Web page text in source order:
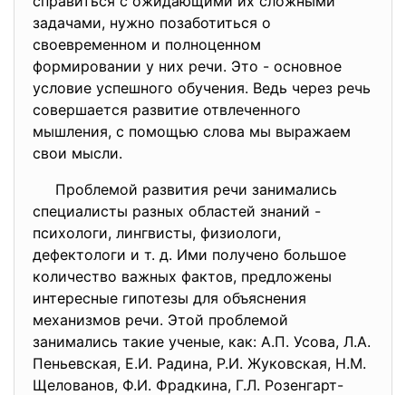
задачами, нужно позаботиться о
своевременном и полноценном
формировании у них речи. Это - основное
условие успешного обучения. Ведь через речь
совершается развитие отвлеченного
мышления, с помощью слова мы выражаем
свои мысли.
Проблемой развития речи занимались
специалисты разных областей знаний -
психологи, лингвисты, физиологи,
дефектологи и т. д. Ими получено большое
количество важных фактов, предложены
интересные гипотезы для объяснения
механизмов речи. Этой проблемой
занимались такие ученые, как: А.П. Усова, Л.А.
Пеньевская, Е.И. Радина, Р.И. Жуковская, Н.М.
Щелованов, Ф.И. Фрадкина, Г.Л. Розенгарт-